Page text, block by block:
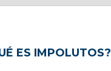
ES IMPOLUTOS?